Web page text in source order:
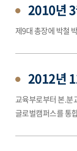
2010년
제9대 총장에 박철
2012년
교육부로부터 본.분
글로벌캠퍼스를 통